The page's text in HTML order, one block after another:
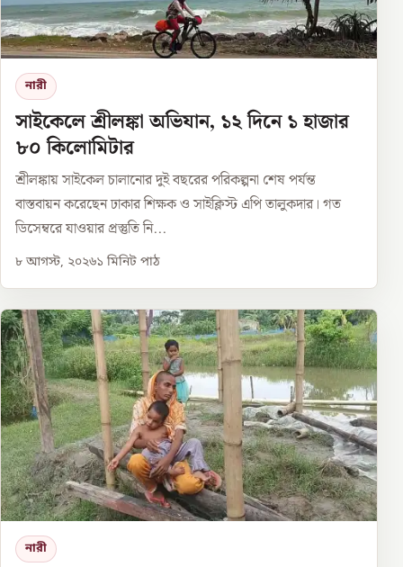
নারী
সাইকেলে শ্রীলঙ্কা অভিযান, ১২ দিনে ১ হাজার
৮০ কিলোমিটার
শ্রীলঙ্কায় সাইকেল চালানোর দুই বছরের পরিকল্পনা শেষ পর্যন্ত
বাস্তবায়ন করেছেন ঢাকার শিক্ষক ও সাইক্লিস্ট এপি তালুকদার। গত
ডিসেম্বরে যাওয়ার প্রস্তুতি নি...
৮ আগস্ট, ২০২৬১ মিনিট পাঠ
নারী